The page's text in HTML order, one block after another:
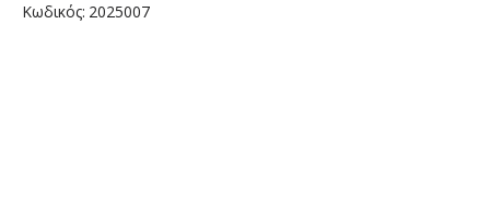
Κωδικός: 2025007